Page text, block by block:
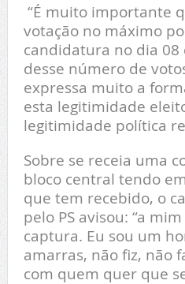
“É muito importante
votação no máximo
candidatura no dia
desse número de
expressa muito a
esta legitimidade
legitimidade política
Sobre se receia uma
bloco central tendo
que tem recebido, o
pelo PS avisou: “a
captura. Eu sou um
amarras, não fiz, não
com quem quer que